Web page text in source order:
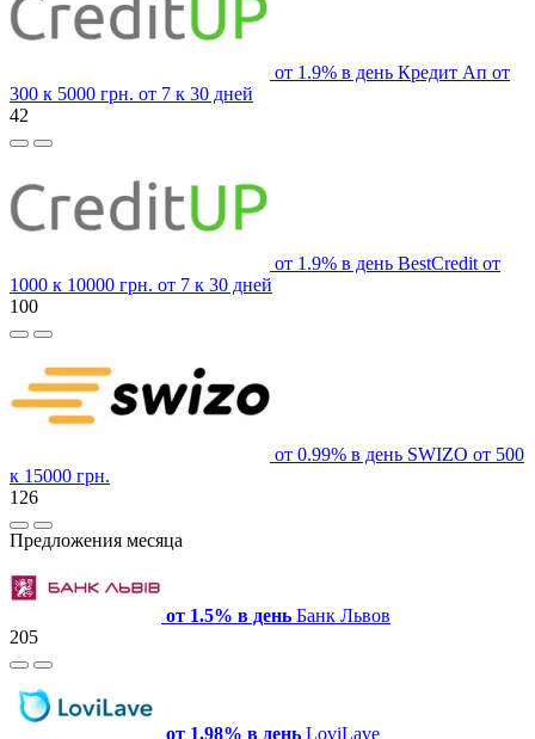
от 1.9% в день Кредит Ап от
300 к 5000 грн. от 7 к 30 дней
42
от 1.9% в день BestCredit от
1000 к 10000 грн. от 7 к 30 дней
100
от 0.99% в день SWIZO от 500
к 15000 грн.
126
Предложения месяца
от 1.5% в день Банк Львов
205
от 1.98% в день LoviLave